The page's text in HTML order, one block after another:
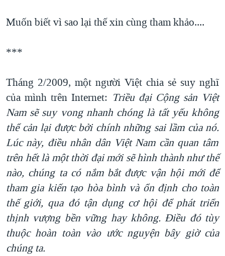
Muốn biết vì sao lại thế xin cùng tham khảo....
***
Tháng 2/2009, một người Việt chia sẻ suy nghĩ
của mình trên Internet: Triều đại Cộng sản Việt
Nam sẽ suy vong nhanh chóng là tất yếu không
thể cản lại được bởi chính những sai lầm của nó.
Lúc này, điều nhân dân Việt Nam cần quan tâm
trên hết là một thời đại mới sẽ hình thành như thế
nào, chúng ta có nắm bắt được vận hội mới để
tham gia kiến tạo hòa bình và ổn định cho toàn
thế giới, qua đó tận dụng cơ hội để phát triển
thịnh vượng bền vững hay không. Điều đó tùy
thuộc hoàn toàn vào ước nguyện bây giờ của
chúng ta.